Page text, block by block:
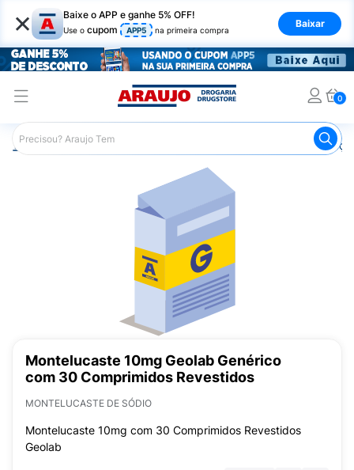
× Baixe o APP e ganhe 5% OFF!
Use o cupom APP5 na primeira compra
Baixar
0
Araujo Medicamentos Remédios para Alergias e
Montelucaste 10mg Geolab Genérico
com 30 Comprimidos Revestidos
MONTELUCASTE DE SÓDIO
Montelucaste 10mg com 30 Comprimidos Revestidos
Geolab